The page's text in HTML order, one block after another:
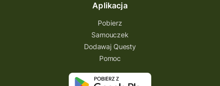
Hutniczy Ostrowiec
gry terenowe
gry edukacyjne
Aplikacja
Pobierz
Samouczek
Dodawaj Questy
Pomoc